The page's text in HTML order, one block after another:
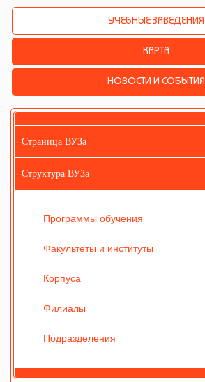
УЧЕБНЫЕ ЗАВЕДЕНИЯ
КАРТА
НОВОСТИ И СОБЫТИЯ
Страница ВУЗа
Структура ВУЗа
Программы обучения
Факультеты и институты
Корпуса
Филиалы
Подразделения